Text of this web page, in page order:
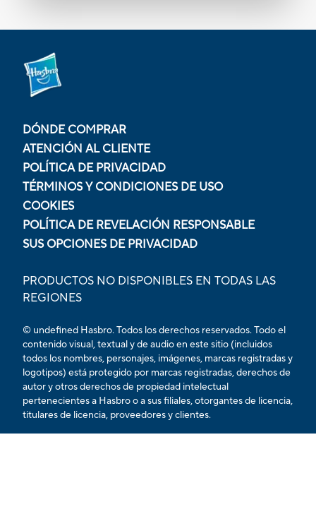
DÓNDE COMPRAR
ATENCIÓN AL CLIENTE
POLÍTICA DE PRIVACIDAD
TÉRMINOS Y CONDICIONES DE USO
COOKIES
POLÍTICA DE REVELACIÓN RESPONSABLE
SUS OPCIONES DE PRIVACIDAD
PRODUCTOS NO DISPONIBLES EN TODAS LAS
REGIONES
© undefined Hasbro. Todos los derechos reservados. Todo el
contenido visual, textual y de audio en este sitio (incluidos
todos los nombres, personajes, imágenes, marcas registradas y
logotipos) está protegido por marcas registradas, derechos de
autor y otros derechos de propiedad intelectual
pertenecientes a Hasbro o a sus filiales, otorgantes de licencia,
titulares de licencia, proveedores y clientes.